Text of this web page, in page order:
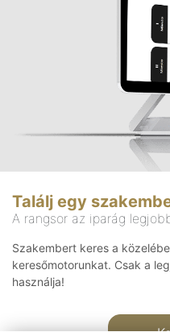
Találj egy
A rangsor az iparág
Szakembert keres a
keresőmotorunkat. Csak a
használja!